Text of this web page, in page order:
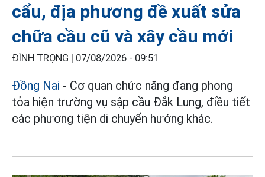
cẩu, địa phương đề xuất sửa
chữa cầu cũ và xây cầu mới
ĐÌNH TRỌNG | 07/08/2026 - 09:51
Đồng Nai - Cơ quan chức năng đang phong
tỏa hiện trường vụ sập cầu Đắk Lung, điều tiết
các phương tiện di chuyển hướng khác.